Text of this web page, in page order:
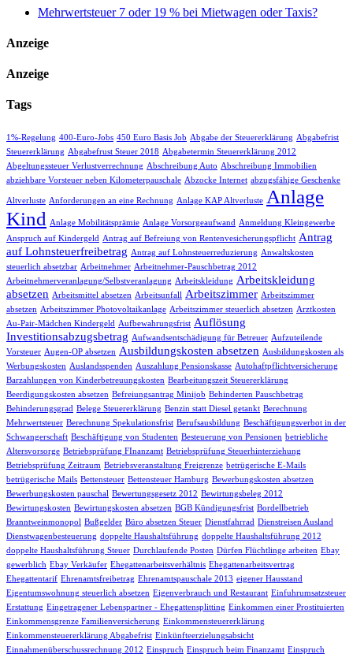
Mehrwertsteuer 7 oder 19 % bei Mietwagen oder Taxis?
Anzeige
Anzeige
Tags
1%-Regelung 400-Euro-Jobs 450 Euro Basis Job Abgabe der Steuererklärung Abgabefrist
Steuererklärung Abgabefrust Steuer 2018 Abgabetermin Steuererklärung 2012
Abgeltungssteuer Verlustverrechnung Abschreibung Auto Abschreibung Immobilien
abziehbare Vorsteuer neben Kilometerpauschale Abzocke Internet abzugsfähige Geschenke
Altverluste Anforderungen an eine Rechnung Anlage KAP Altverluste Anlage
Kind
Anlage Mobilitätsprämie Anlage Vorsorgeaufwand
Anmeldung Kleingewerbe
Anspruch auf Kindergeld
Antrag auf Befreiung von Rentenvesicherungspflicht Antrag
auf Lohnsteuerfreibetrag Antrag auf Lohnsteuerreduzierung Anwaltskosten
steuerlich absetzbar Arbeitnehmer Arbeitnehmer-Pauschbetrag 2012
Arbeitnehmerveranlagung/Selbstveranlagung Arbeitskleidung Arbeitskleidung
absetzen Arbeitsmittel absetzen Arbeitsunfall Arbeitszimmer Arbeitszimmer
absetzen Arbeitszimmer Photovoltaikanlage Arbeitszimmer steuerlich absetzen Arztkosten
Au-Pair-Mädchen Kindergeld
Aufbewahrungsfrist Auflösung
Investitionsabzugsbetrag Aufwandsentschädigung für Betreuer Aufzuteilende
Vorsteuer Augen-OP absetzen Ausbildungskosten absetzen Ausbildungskosten als
Werbungskosten Auslandsspenden Auszahlung Pensionskasse Autohaftpflichtversicherung
Barzahlungen von Kinderbetreuungskosten Bearbeitungszeit Steuererklärung
Beerdigungskosten absetzen Befreiungsantrag Minijob Behinderten Pauschbetrag
Behinderungsgrad Belege Steuererklärung Benzin statt Diesel getankt Berechnung
Mehrwertsteuer Berechnung Spekulationsfrist Berufsausbildung Beschäftigungsverbot in der
Schwangerschaft Beschäftigung von Studenten Besteuerung von Pensionen betriebliche
Altersvorsorge Betriebsprüfung FInanzamt Betriebsprüfung Steuerhinterziehung
Betriebsprüfung Zeitraum Betriebsveranstaltung Freigrenze betrügerische E-Mails
betrügerische Mails Bettensteuer Bettensteuer Hamburg Bewerbungskosten absetzen
Bewerbungskosten pauschal Bewertungsgesetz 2012 Bewirtungsbeleg 2012
Bewirtungskosten Bewirtungskosten absetzen BGB Kündigungsfrist Bordellbetrieb
Branntweinmonopol Bußgelder Büro absetzen Steuer Dienstfahrrad Dienstreisen Ausland
Dienstwagenbesteuerung doppelte Haushaltsführung doppelte Haushaltsführung 2012
doppelte Haushaltsführung Steuer Durchlaufende Posten Dürfen Flüchtlinge arbeiten Ebay
gewerblich Ebay Verkäufer Ehegattenarbeitsverhältnis Ehegattenarbeitsvertrag
Ehegattentarif Ehrenamtsfreibetrag Ehrenamtspauschale 2013 eigener Hausstand
Eigentumswohnung steuerlich absetzen Eigenverbrauch und Restaurant Einfuhrumsatzsteuer
Erstattung Eingetragener Lebenspartner - Ehegattensplitting Einkommen einer Prostituierten
Einkommensgrenze Familienversicherung Einkommensteuererklärung
Einkommensteuererklärung Abgabefrist Einkünfteerzielungsabsicht
Einnahmenüberschussrechnung 2012 Einspruch Einspruch beim Finanzamt Einspruch